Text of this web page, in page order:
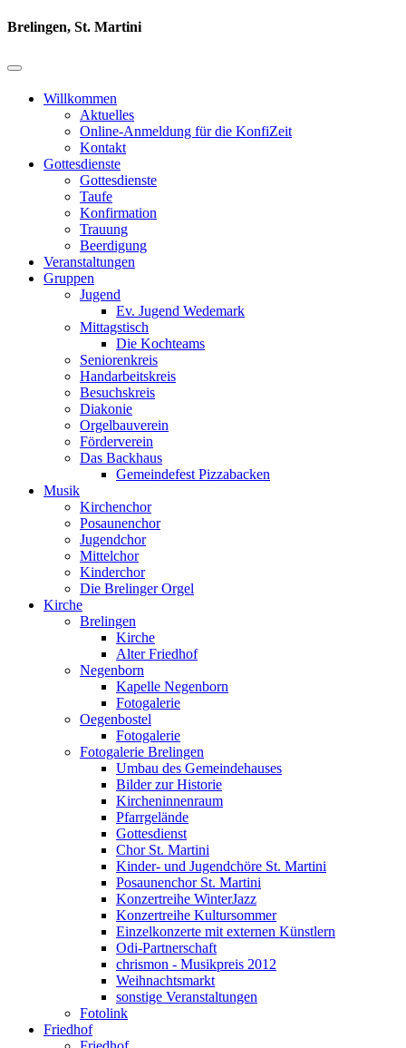
Brelingen, St. Martini
Willkommen
Aktuelles
Online-Anmeldung für die KonfiZeit
Kontakt
Gottesdienste
Gottesdienste
Taufe
Konfirmation
Trauung
Beerdigung
Veranstaltungen
Gruppen
Jugend
Ev. Jugend Wedemark
Mittagstisch
Die Kochteams
Seniorenkreis
Handarbeitskreis
Besuchskreis
Diakonie
Orgelbauverein
Förderverein
Das Backhaus
Gemeindefest Pizzabacken
Musik
Kirchenchor
Posaunenchor
Jugendchor
Mittelchor
Kinderchor
Die Brelinger Orgel
Kirche
Brelingen
Kirche
Alter Friedhof
Negenborn
Kapelle Negenborn
Fotogalerie
Oegenbostel
Fotogalerie
Fotogalerie Brelingen
Umbau des Gemeindehauses
Bilder zur Historie
Kircheninnenraum
Pfarrgelände
Gottesdienst
Chor St. Martini
Kinder- und Jugendchöre St. Martini
Posaunenchor St. Martini
Konzertreihe WinterJazz
Konzertreihe Kultursommer
Einzelkonzerte mit externen Künstlern
Odi-Partnerschaft
chrismon - Musikpreis 2012
Weihnachtsmarkt
sonstige Veranstaltungen
Fotolink
Friedhof